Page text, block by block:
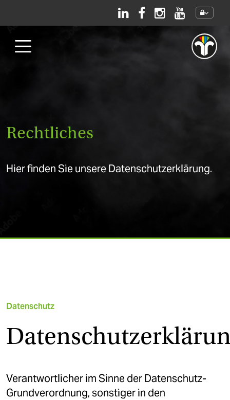
Rechtliches
Hier finden Sie unsere Datenschutzerklärung.
Datenschutz
Verantwortlicher im Sinne der Datenschutz-
Grundverordnung, sonstiger in den